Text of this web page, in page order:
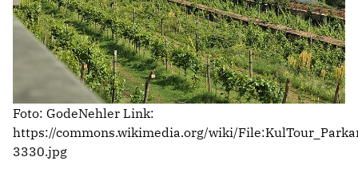
CDU Fraktion im Brandenburger Landtag
CDU Brandenburg
CDU Potsdam
Foto: GodeNehler Link:
https://commons.wikimedia.org/wiki/
3330.jpg